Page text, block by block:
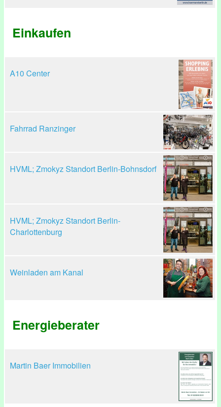
Einkaufen
A10 Center
Fahrrad Ranzinger
HVML; Zmokyz Standort Berlin-Bohnsdorf
HVML; Zmokyz Standort Berlin-
Charlottenburg
Weinladen am Kanal
Energieberater
Martin Baer Immobilien